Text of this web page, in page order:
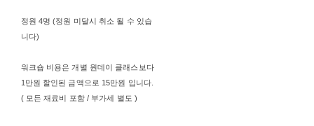
정원 4명 (정원 미달시 취소 될 수 있습
니다)
워크숍 비용은 개별 원데이 클래스보다
1만원 할인된 금액으로 15만원 입니다.
( 모든 재료비 포함 / 부가세 별도 )